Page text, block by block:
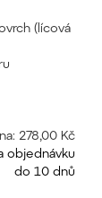
(lícová
278,00 Kč
objednávku
do 10 dnů